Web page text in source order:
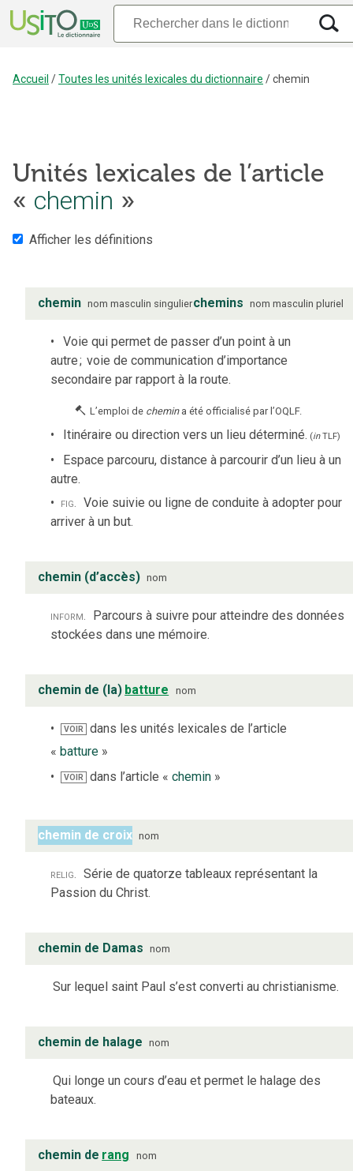
Accueil /Toutes les unités lexicales du dictionnaire /chemin
Unités lexicales de l’article
« chemin »
Afficher les définitions
chemin nom masculin singulierchemins nom masculin pluriel
Voie qui permet de passer d’un point à un
autre; voie de communication d’importance
secondaire par rapport à la route.
L’emploi de chemin a été officialisé par l’OQLF.
Itinéraire ou direction vers un lieu déterminé. (inTLF)
Espace parcouru, distance à parcourir d’un lieu à un
autre.
fig. Voie suivie ou ligne de conduite à adopter pour
arriver à un but.
chemin (d’accès) nom
inform. Parcours à suivre pour atteindre des données
stockées dans une mémoire.
chemin de (la) batture nom
VOIR
dans les unités lexicales de l’article
« batture »
VOIR dans l’article «chemin »
chemin de croix nom
relig.
Série de quatorze tableaux représentant la
Passion du Christ.
chemin de Damas nom
Sur lequel saint Paul s’est converti au christianisme.
chemin de halage nom
Qui longe un cours d’eau et permet le halage des
bateaux.
chemin de rang nom